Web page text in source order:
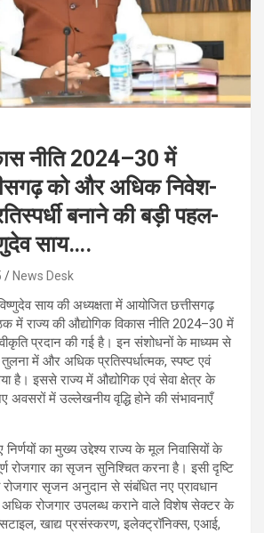
नीति 2024–30 में
को और अधिक निवेश-
बनाने की बड़ी पहल-
साय….
News Desk
साय की अध्यक्षता में आयोजित छत्तीसगढ़
में राज्य की औद्योगिक विकास नीति 2024–30 में
प्रदान की गई है। इन संशोधनों के माध्यम से
तुलना में और अधिक प्रतिस्पर्धात्मक, स्पष्ट एवं
है। इससे राज्य में औद्योगिक एवं सेवा क्षेत्र के
अवसरों में उल्लेखनीय वृद्धि होने की संभावनाएँ
निर्णयों का मुख्य उद्देश्य राज्य के मूल निवासियों के
रोजगार का सृजन सुनिश्चित करना है। इसी दृष्टि
रोजगार सृजन अनुदान से संबंधित नए प्रावधान
रोजगार उपलब्ध कराने वाले विशेष सेक्टर के
खाद्य प्रसंस्करण, इलेक्ट्रॉनिक्स, एआई,